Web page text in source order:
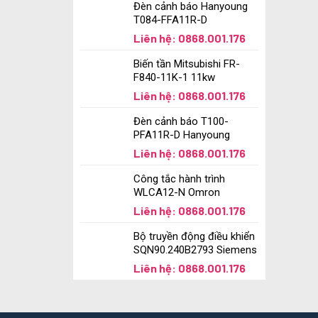
Đèn cảnh báo Hanyoung
T084-FFA11R-D
Liên hệ: 0868.001.176
Biến tần Mitsubishi FR-
F840-11K-1 11kw
Liên hệ: 0868.001.176
Đèn cảnh báo T100-
PFA11R-D Hanyoung
Liên hệ: 0868.001.176
Công tắc hành trình
WLCA12-N Omron
Liên hệ: 0868.001.176
Bộ truyền động điều khiển
SQN90.240B2793 Siemens
Liên hệ: 0868.001.176